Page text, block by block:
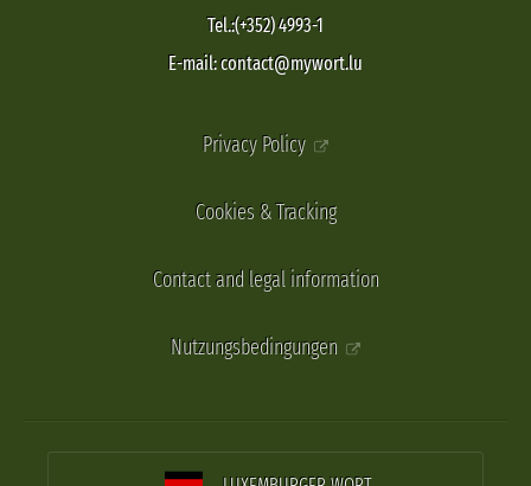
Tel.:(+352) 4993-1
E-mail: contact@mywort.lu
Privacy Policy
Cookies & Tracking
Contact and legal information
Nutzungsbedingungen